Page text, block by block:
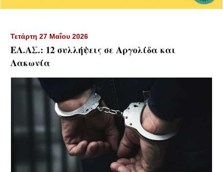
Τετάρτη 27 Μαΐου 2026
ΕΛ.ΑΣ.: 12 συλλήψεις σε Αργολίδα και
Λακωνία